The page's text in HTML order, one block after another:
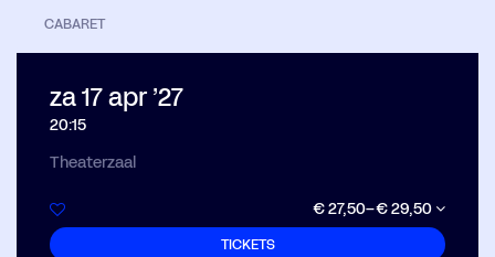
CABARET
za 17 apr ’27
20:15
Theaterzaal
€ 27,50–€ 29,50
TICKETS